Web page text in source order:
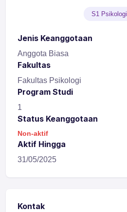
S1 Psikologi
Jenis Keanggotaan
Anggota Biasa
Fakultas
Fakultas Psikologi
Program Studi
1
Status Keanggotaan
Non-aktif
Aktif Hingga
31/05/2025
Kontak